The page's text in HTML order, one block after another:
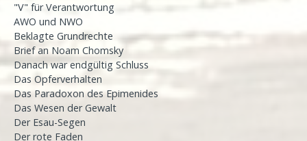
"V" für Verantwortung
AWO und NWO
Beklagte Grundrechte
Brief an Noam Chomsky
Danach war endgültig Schluss
Das Opferverhalten
Das Paradoxon des Epimenides
Das Wesen der Gewalt
Der Esau-Segen
Der rote Faden